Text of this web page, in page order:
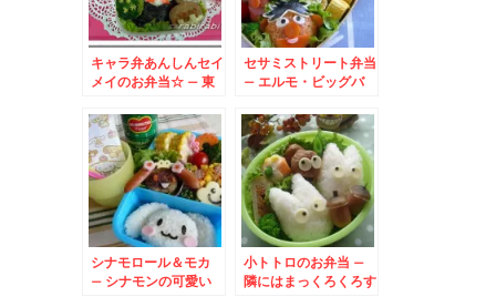
キャラ弁あんしんセイ
メイのお弁当☆ – 東
羊の執事さん♪
セサミストリート弁当
– エルモ・ビッグバ
ニー・バード大集合
シナモロール＆モカ
– シナモンの可愛い
小トトロのお弁当 –
隣にはまっくろくろす